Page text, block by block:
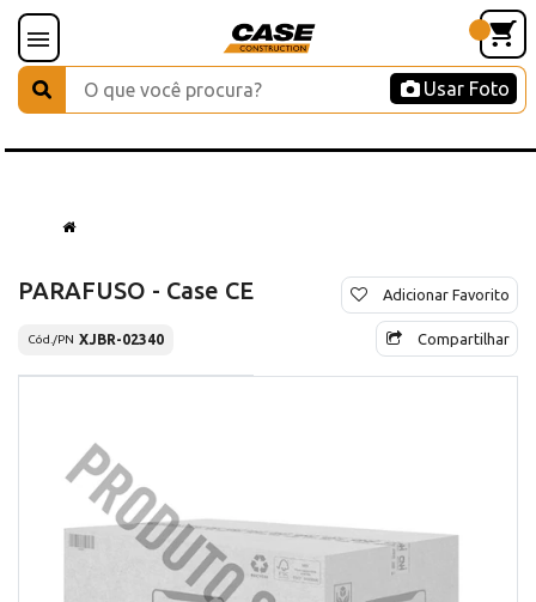
Usar Foto
PARAFUSO - Case CE
Cód./PN XJBR-02340
Adicionar Favorito
Compartilhar